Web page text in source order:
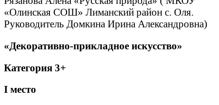
«Олинская СОШ» Лиманский район с. Оля.
Руководитель Домкина Ирина Александровна)
«Декоративно-прикладное искусство»
Категория 3+
I место